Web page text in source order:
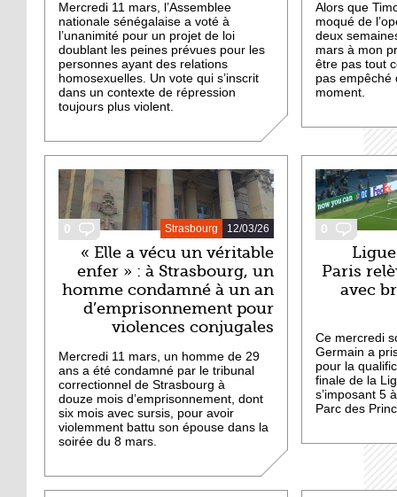
Mercredi 11 mars, l’Assemblee
nationale sénégalaise a voté à
l’unanimité pour un projet de loi
doublant les peines prévues pour les
personnes ayant des relations
homosexuelles. Un vote qui s’inscrit
dans un contexte de répression
toujours plus violent.
Alors que
moqué de
deux
mars à mon
être pas tout
pas empêché
moment.
0 12/03/26
Strasbourg
« Elle a vécu un véritable
enfer » : à Strasbourg, un
homme condamné à un an
d’emprisonnement pour
violences conjugales
Mercredi 11 mars, un homme de 29
ans a été condamné par le tribunal
correctionnel de Strasbourg à
douze mois d’emprisonnement, dont
six mois avec sursis, pour avoir
violemment battu son épouse dans la
soirée du 8 mars.
0
Paris
avec
Ce mercredi
Germain a
pour la
finale de la
s’imposant 5
Parc des